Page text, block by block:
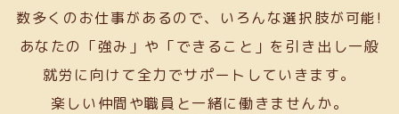
数多くのお仕事があるので、いろんな選択肢が可能!
あなたの「強み」や「できること」を引き出し一般
就労に向けて全力でサポートしていきます。
楽しい仲間や職員と一緒に働きませんか。